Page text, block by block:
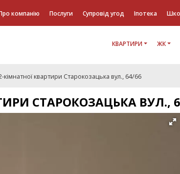
компанію Послуги Супровід угод Іпотека
КВАРТИРИ ЖК
квартири Старокозацька вул., 64/66
СТАРОКОЗАЦЬКА ВУЛ.,